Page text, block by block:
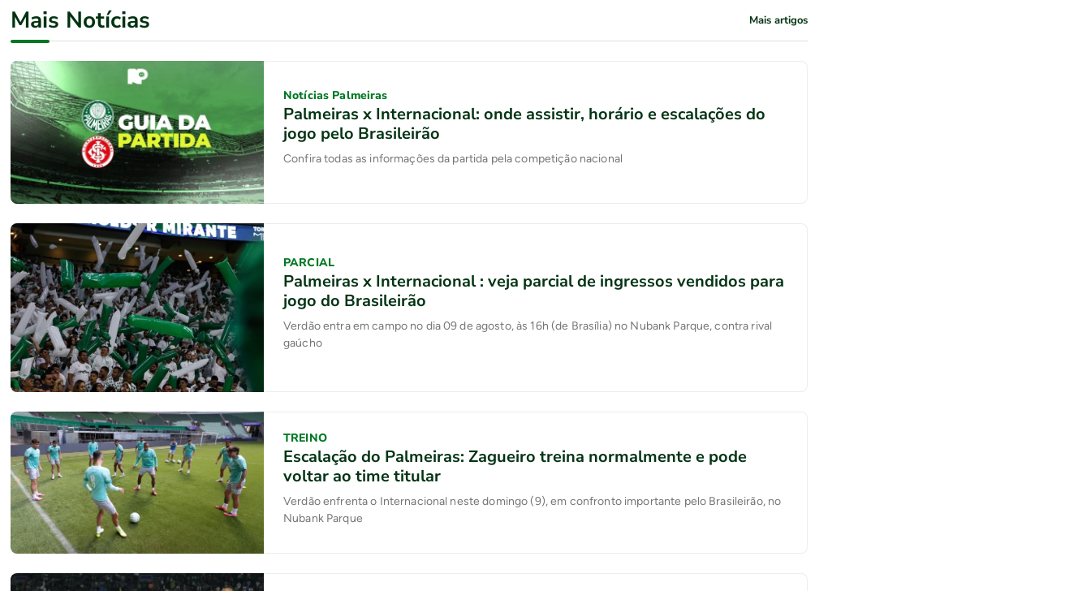
Mais Notícias Mais artigos
Notícias Palmeiras
Palmeiras x Internacional: onde assistir, horário e escalações do
jogo pelo Brasileirão
Confira todas as informações da partida pela competição nacional
PARCIAL
Palmeiras x Internacional : veja parcial de ingressos vendidos para
jogo do Brasileirão
Verdão entra em campo no dia 09 de agosto, às 16h (de Brasília) no Nubank Parque, contra rival
gaúcho
TREINO
Escalação do Palmeiras: Zagueiro treina normalmente e pode
voltar ao time titular
Verdão enfrenta o Internacional neste domingo (9), em confronto importante pelo Brasileirão, no
Nubank Parque